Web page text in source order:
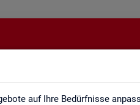
auf Ihre Bedürfnisse